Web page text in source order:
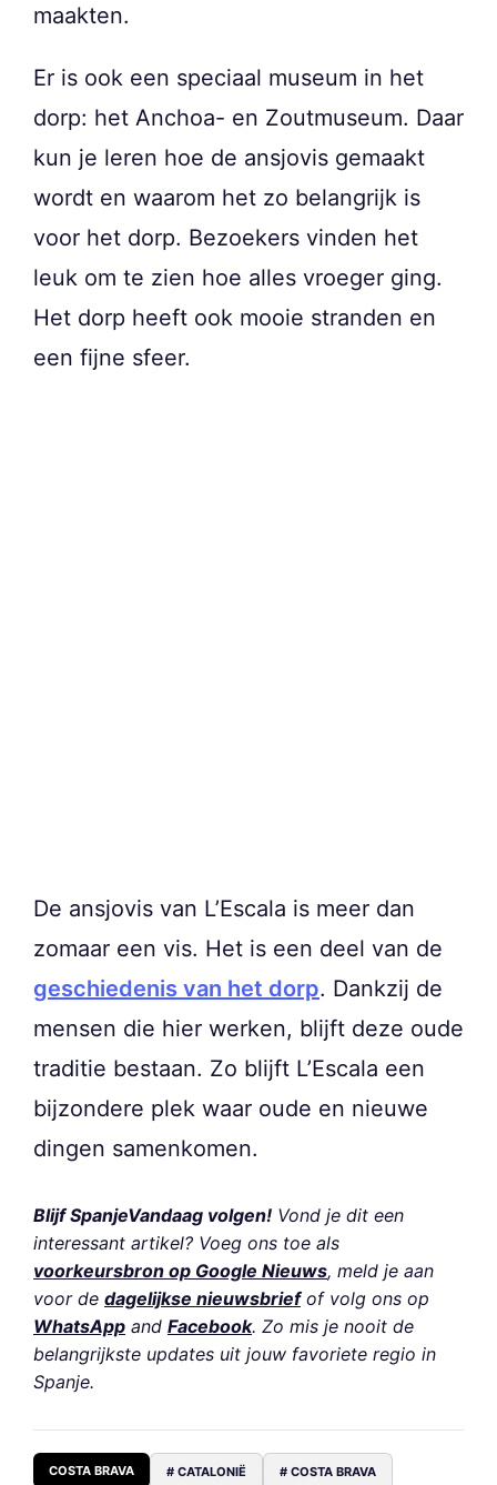
maakten.
Er is ook een speciaal museum in het
dorp: het Anchoa- en Zoutmuseum. Daar
kun je leren hoe de ansjovis gemaakt
wordt en waarom het zo belangrijk is
voor het dorp. Bezoekers vinden het
leuk om te zien hoe alles vroeger ging.
Het dorp heeft ook mooie stranden en
een fijne sfeer.
De ansjovis van L’Escala is meer dan
zomaar een vis. Het is een deel van de
geschiedenis van het dorp. Dankzij de
mensen die hier werken, blijft deze oude
traditie bestaan. Zo blijft L’Escala een
bijzondere plek waar oude en nieuwe
dingen samenkomen.
Blijf SpanjeVandaag volgen! Vond je dit een
interessant artikel? Voeg ons toe als
voorkeursbron op Google Nieuws, meld je aan
voor de dagelijkse nieuwsbriefof volg ons op
WhatsApp and Facebook. Zo mis je nooit de
belangrijkste updates uit jouw favoriete regio in
Spanje.
COSTA BRAVA # CATALONIË # COSTA BRAVA